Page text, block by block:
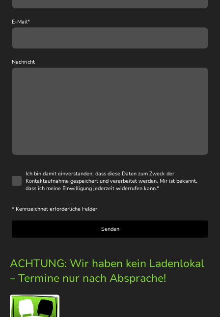
E-Mail*
Nachricht
Ich bin damit einverstanden, dass diese Daten zum Zweck der
Kontaktaufnahme gespeichert und verarbeitet werden. Mir ist bekannt,
dass ich meine Einwilligung jederzeit widerrufen kann.*
* Kennzeichnet erforderliche Felder
Senden
ACHTUNG: Wir haben kein Ladenlokal
– Termine nur nach Absprache!